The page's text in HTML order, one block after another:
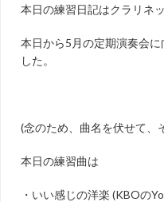
本日の練習日記はクラリネ
本日から5月の定期演奏会
した。
(念のため、曲名を伏せて、
本日の練習曲は
・いい感じの洋楽 (KBOの